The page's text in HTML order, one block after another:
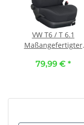
VW T6 / T 6.1
Maßangefertigter
100. Stoff schwarz /
79,99 € *